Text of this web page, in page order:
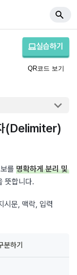
실습하기
QR코드 보기
(Delimiter)
를 명확하게 분리 및
뜻합니다.
시문, 맥락, 입력
하기